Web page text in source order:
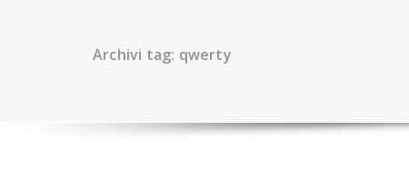
Archivi tag: qwerty